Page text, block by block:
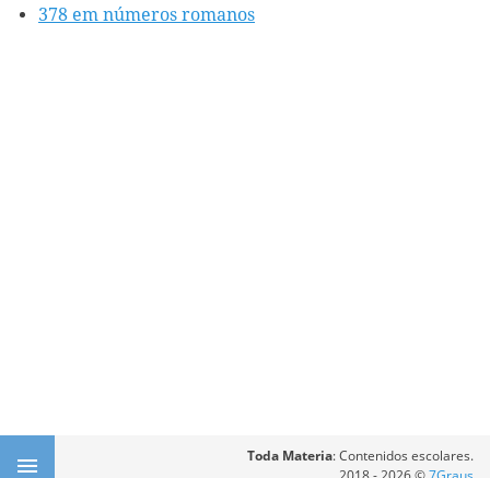
378 em números romanos
Toda Materia: Contenidos escolares.